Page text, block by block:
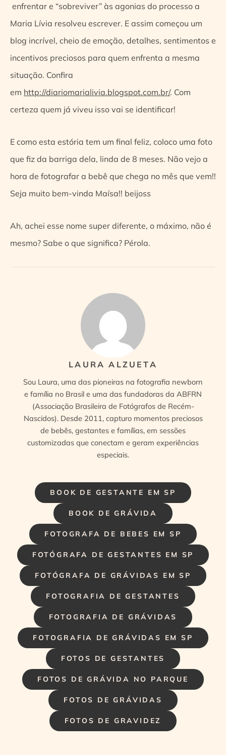
enfrentar e “sobreviver” às agonias do processo a
Maria Lívia resolveu escrever. E assim começou um
blog incrível, cheio de emoção, detalhes, sentimentos e
incentivos preciosos para quem enfrenta a mesma
situação. Confira
em http://diariomarialivia.blogspot.com.br/. Com
certeza quem já viveu isso vai se identificar!
E como esta estória tem um final feliz, coloco uma foto
que fiz da barriga dela, linda de 8 meses. Não vejo a
hora de fotografar a bebê que chega no mês que vem!!
Seja muito bem-vinda Maísa!! beijoss
Ah, achei esse nome super diferente, o máximo, não é
mesmo? Sabe o que significa? Pérola.
BOOK DE GESTANTE EM SP
BOOK DE GRÁVIDA
FOTOGRAFA DE BEBES EM SP
FOTÓGRAFA DE GESTANTES EM SP
FOTÓGRAFA DE GRÁVIDAS EM SP
FOTOGRAFIA DE GESTANTES
FOTOGRAFIA DE GRÁVIDAS
FOTOGRAFIA DE GRÁVIDAS EM SP
FOTOS DE GESTANTES
FOTOS DE GRÁVIDA NO PARQUE
FOTOS DE GRÁVIDAS
FOTOS DE GRAVIDEZ
LAURA ALZUETA
Sou Laura, uma das pioneiras na fotografia newborn
e família no Brasil e uma das fundadoras da ABFRN
(Associação Brasileira de Fotógrafos de Recém-
Nascidos). Desde 2011, capturo momentos preciosos
de bebês, gestantes e famílias, em sessões
customizadas que conectam e geram experiências
especiais.